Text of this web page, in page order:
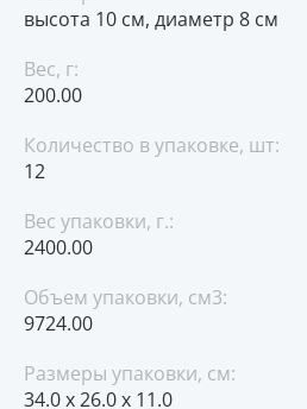
высота 10 см, диаметр 8 см
Вес, г:
200.00
Количество в упаковке, шт:
12
Вес упаковки, г.:
2400.00
Объем упаковки, см3:
9724.00
Размеры упаковки, см:
34.0 x 26.0 x 11.0